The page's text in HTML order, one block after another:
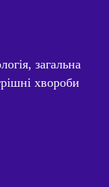
загальна
хвороби